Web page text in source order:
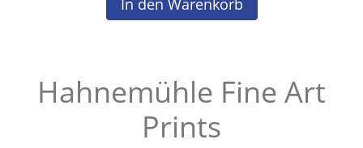
Hahnemühle Fine Art
Prints